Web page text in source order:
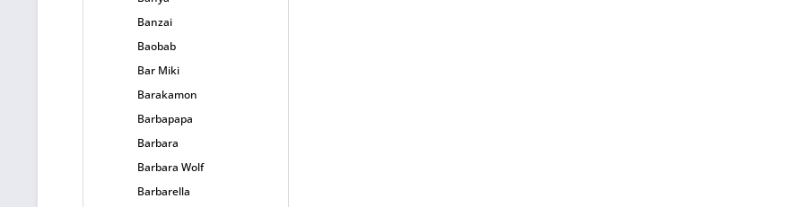
Banzai
Baobab
Bar Miki
Barakamon
Barbapapa
Barbara
Barbara Wolf
Barbarella